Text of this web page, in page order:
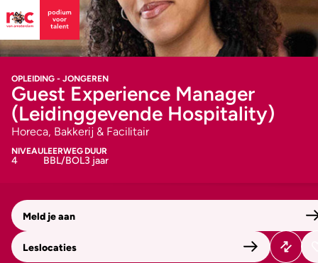
OPLEIDING - JONGEREN
Guest Experience Manager
(Leidinggevende Hospitality)
Horeca, Bakkerij & Facilitair
NIVEAU
4
LEERWEG
BBL/BOL
DUUR
3 jaar
Meld je aan
Leslocaties